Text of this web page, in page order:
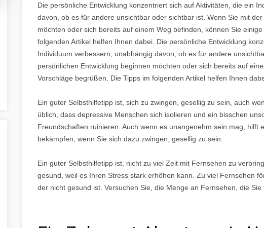
Die persönliche Entwicklung konzentriert sich auf Aktivitäten, die ein
davon, ob es für andere unsichtbar oder sichtbar ist. Wenn Sie mit
möchten oder sich bereits auf einem Weg befinden, können Sie
folgenden Artikel helfen Ihnen dabei. Die persönliche Entwicklung
Individuum verbessern, unabhängig davon, ob es für andere
persönlichen Entwicklung beginnen möchten oder sich bereits auf
Vorschläge begrüßen. Die Tipps im folgenden Artikel helfen Ihnen
Ein guter Selbsthilfetipp ist, sich zu zwingen, gesellig zu sein, auch
üblich, dass depressive Menschen sich isolieren und ein bisschen
Freundschaften ruinieren. Auch wenn es unangenehm sein mag, hilft
bekämpfen, wenn Sie sich dazu zwingen, gesellig zu sein.
Ein guter Selbsthilfetipp ist, nicht zu viel Zeit mit Fernsehen zu
gesund, weil es Ihren Stress stark erhöhen kann. Zu viel Fernsehen
der nicht gesund ist. Versuchen Sie, die Menge an Fernsehen, die Sie